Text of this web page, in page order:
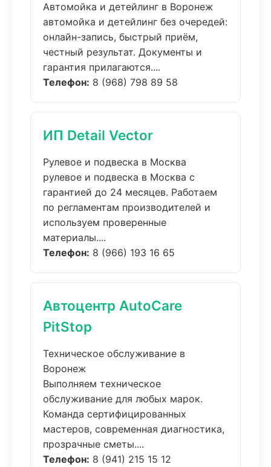
Автомойка и детейлинг в Воронеж
автомойка и детейлинг без очередей:
онлайн-запись, быстрый приём,
честный результат. Документы и
гарантия прилагаются....
Телефон: 8 (968) 798 89 58
ИП Detail Vector
Рулевое и подвеска в Москва
рулевое и подвеска в Москва с
гарантией до 24 месяцев. Работаем
по регламентам производителей и
используем проверенные
материалы....
Телефон: 8 (966) 193 16 65
Автоцентр AutoCare
PitStop
Техническое обслуживание в
Воронеж
Выполняем техническое
обслуживание для любых марок.
Команда сертифицированных
мастеров, современная диагностика,
прозрачные сметы....
Телефон: 8 (941) 215 15 12